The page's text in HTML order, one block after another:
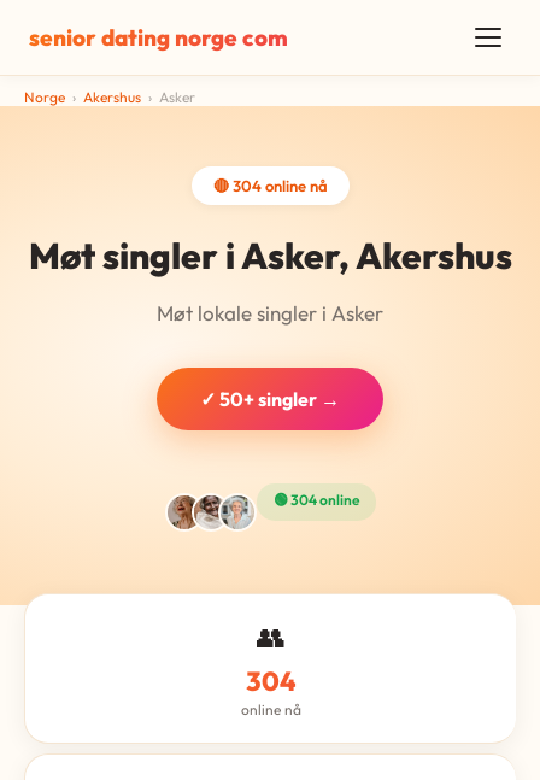
senior dating norge com
Norge › Akershus › Asker
🔴 304 online nå
Møt singler i Asker, Akershus
Møt lokale singler i Asker
✓ 50+ singler →
🟢 304 online
👥
304
online nå